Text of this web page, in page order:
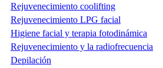
Rejuvenecimiento coolifting
Rejuvenecimiento LPG facial
Higiene facial y terapia fotodinámica
Rejuvenecimiento y la radiofrecuencia
Depilación